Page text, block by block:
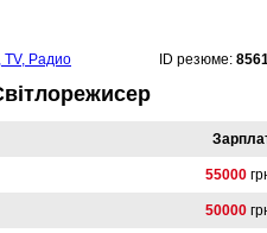
Радио ID резюме:
55000
50000